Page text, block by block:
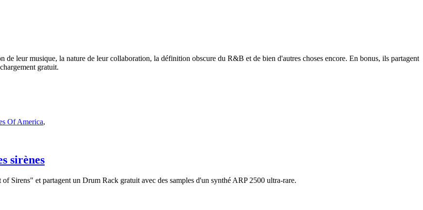
leur musique, la nature de leur collaboration, la définition obscure du R&B et de bien d'autres choses encore. En bonus, ils partagent
gratuit.
Of America,
sirènes
Sirens" et partagent un Drum Rack gratuit avec des samples d'un synthé ARP 2500 ultra-rare.